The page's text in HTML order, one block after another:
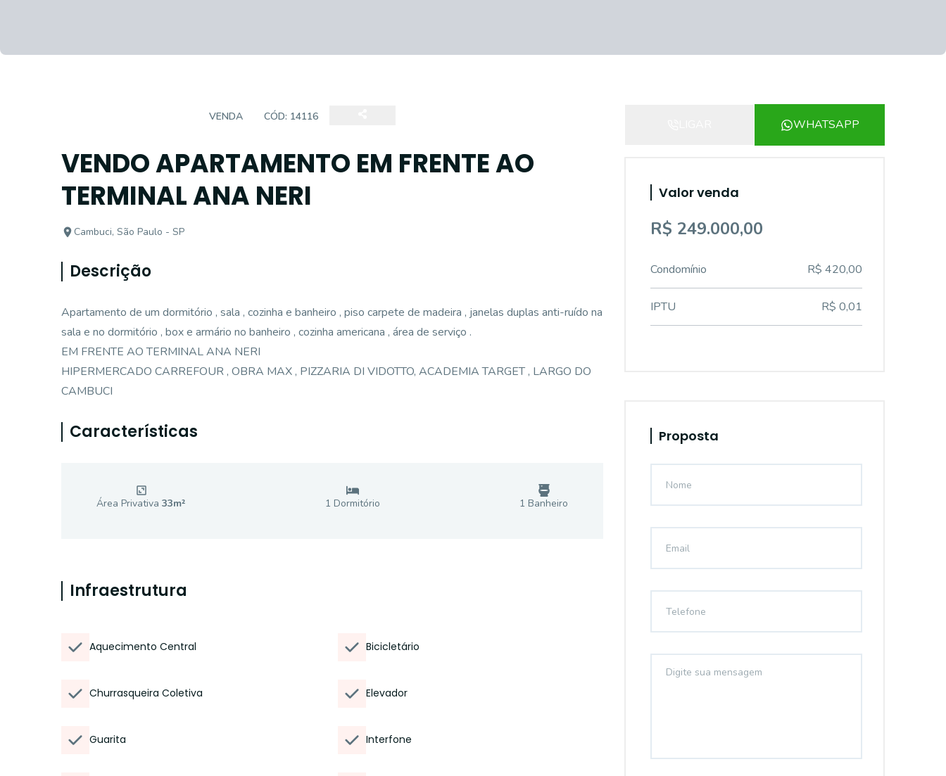
VENDA CÓD: 14116
VENDO APARTAMENTO EM FRENTE AO
TERMINAL ANA NERI
Cambuci, São Paulo - SP
Descrição
Apartamento de um dormitório , sala , cozinha e banheiro , piso carpete de madeira , janelas duplas anti-ruído na
sala e no dormitório , box e armário no banheiro , cozinha americana , área de serviço .
EM FRENTE AO TERMINAL ANA NERI
HIPERMERCADO CARREFOUR , OBRA MAX , PIZZARIA DI VIDOTTO, ACADEMIA TARGET , LARGO DO
CAMBUCI
Características
Área Privativa 33m² 1 Dormitório 1 Banheiro
Infraestrutura
Aquecimento Central Bicicletário
Churrasqueira Coletiva Elevador
Guarita Interfone
WHATSAPP
Valor venda
R$ 249.000,00
Condomínio R$ 420,00
IPTU R$ 0,01
Proposta